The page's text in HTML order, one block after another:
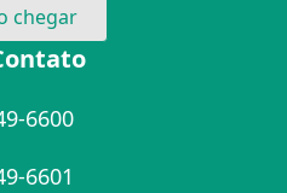
chegar
6600
6601